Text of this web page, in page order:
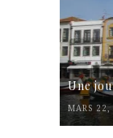
Une
MARS